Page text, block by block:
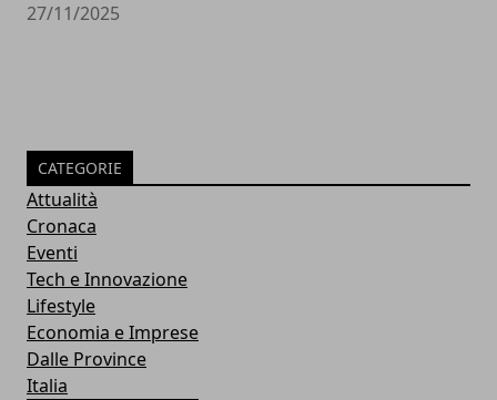
27/11/2025
CATEGORIE
Attualità
Cronaca
Eventi
Tech e Innovazione
Lifestyle
Economia e Imprese
Dalle Province
Italia